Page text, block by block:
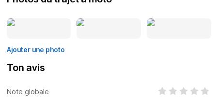
Ajouter une photo
Ton avis
Note globale